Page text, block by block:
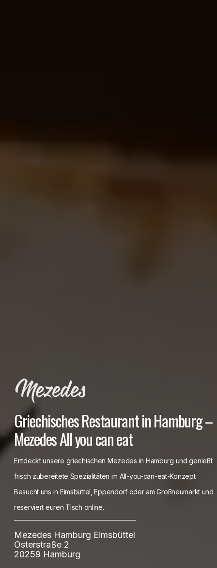
Griechisches Restaurant in Hamburg –
Mezedes All you can eat
Entdeckt unsere griechischen Mezedes in Hamburg und genießt
frisch zubereitete Spezialitäten im All-you-can-eat-Konzept.
Besucht uns in Eimsbüttel, Eppendorf oder am Großneumarkt und
reserviert euren Tisch online.
Mezedes Hamburg Eimsbüttel
Osterstraße 2
20259 Hamburg